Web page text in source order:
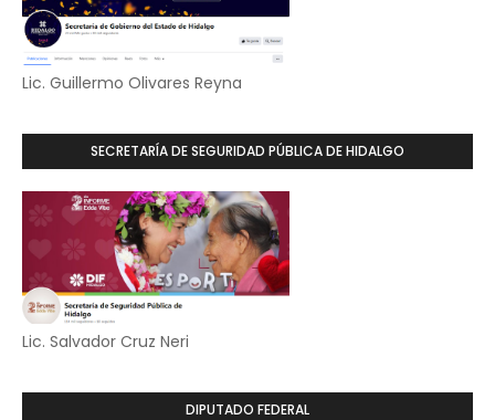
Lic. Guillermo Olivares Reyna
SECRETARÍA DE SEGURIDAD PÚBLICA DE HIDALGO
Lic. Salvador Cruz Neri
DIPUTADO FEDERAL